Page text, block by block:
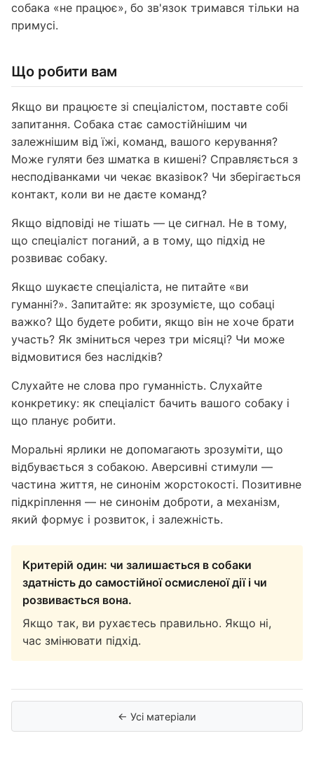
собака «не працює», бо зв'язок тримався тільки на
примусі.
Що робити вам
Якщо ви працюєте зі спеціалістом, поставте собі
запитання. Собака стає самостійнішим чи
залежнішим від їжі, команд, вашого керування?
Може гуляти без шматка в кишені? Справляється з
несподіванками чи чекає вказівок? Чи зберігається
контакт, коли ви не даєте команд?
Якщо відповіді не тішать — це сигнал. Не в тому,
що спеціаліст поганий, а в тому, що підхід не
розвиває собаку.
Якщо шукаєте спеціаліста, не питайте «ви
гуманні?». Запитайте: як зрозумієте, що собаці
важко? Що будете робити, якщо він не хоче брати
участь? Як зміниться через три місяці? Чи може
відмовитися без наслідків?
Слухайте не слова про гуманність. Слухайте
конкретику: як спеціаліст бачить вашого собаку і
що планує робити.
Моральні ярлики не допомагають зрозуміти, що
відбувається з собакою. Аверсивні стимули —
частина життя, не синонім жорстокості. Позитивне
підкріплення — не синонім доброти, а механізм,
який формує і розвиток, і залежність.
Критерій один: чи залишається в собаки
здатність до самостійної осмисленої дії і чи
розвивається вона.
Якщо так, ви рухаєтесь правильно. Якщо ні,
час змінювати підхід.
← Усі матеріали